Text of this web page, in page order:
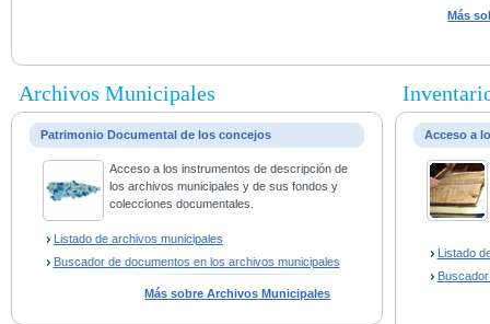
Más
Archivos Municipales
Patrimonio Documental de los concejos
Acceso a los instrumentos de descripción de
los archivos municipales y de sus fondos y
colecciones documentales.
Listado de archivos municipales
Buscador de documentos en los archivos municipales
Más sobre Archivos Municipales
Acceso a
Listado